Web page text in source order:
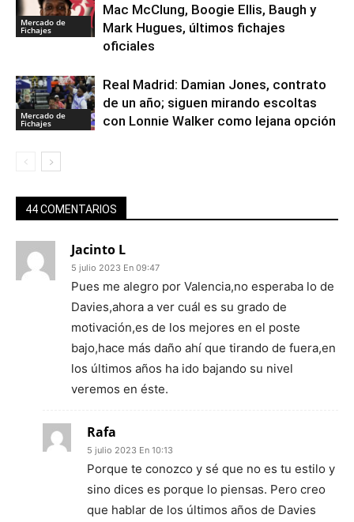
Mercado de
Fichajes
Mac McClung, Boogie Ellis, Baugh y
Mark Hugues, últimos fichajes
oficiales
Mercado de
Fichajes
Real Madrid: Damian Jones, contrato
de un año; siguen mirando escoltas
con Lonnie Walker como lejana opción
44 COMENTARIOS
Jacinto L
5 julio 2023 En 09:47
Pues me alegro por Valencia,no esperaba lo de
Davies,ahora a ver cuál es su grado de
motivación,es de los mejores en el poste
bajo,hace más daño ahí que tirando de fuera,en
los últimos años ha ido bajando su nivel
veremos en éste.
Rafa
5 julio 2023 En 10:13
Porque te conozco y sé que no es tu estilo y
sino dices es porque lo piensas. Pero creo
que hablar de los últimos años de Davies